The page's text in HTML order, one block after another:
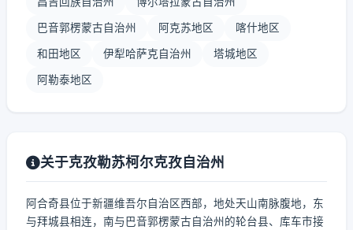
巴音郭楞蒙古自治州 阿克苏地区 喀什地区
和田地区 伊犁哈萨克自治州 塔城地区
阿勒泰地区
关于克孜勒苏柯尔克孜自治州
阿合奇县位于新疆维吾尔自治区西部，地处天山南脉腹地，东
与拜城县相连，南与巴音郭楞蒙古自治州的轮台县、库车市接